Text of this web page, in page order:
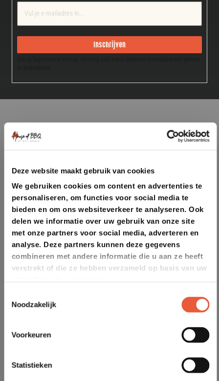
Deze website maakt gebruik van cookies
We gebruiken cookies om content en advertenties te
personaliseren, om functies voor social media te
bieden en om ons websiteverkeer te analyseren. Ook
delen we informatie over uw gebruik van onze site
met onze partners voor social media, adverteren en
analyse. Deze partners kunnen deze gegevens
combineren met andere informatie die u aan ze heeft
verstrekt of die ze hebben verzameld op basis van uw
Noodzakelijk
Voorkeuren
Statistieken
Inschrijven